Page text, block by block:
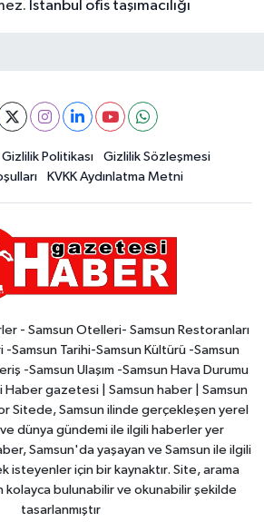
İstanbul ofis taşımacılığı
Gizlilik Politikası
Gizlilik Sözleşmesi
KVKK Aydınlatma Metni
- Samsun Otelleri- Samsun Restoranları
Samsun Tarihi-Samsun Kültürü -Samsun
-Samsun Ulaşım -Samsun Hava Durumu
Haber gazetesi | Samsun haber | Samsun
Sitede, Samsun ilinde gerçekleşen yerel
dünya gündemi ile ilgili haberler yer
Samsun'da yaşayan ve Samsun ile ilgili
isteyenler için bir kaynaktır. Site, arama
kolayca bulunabilir ve okunabilir şekilde
tasarlanmıştır